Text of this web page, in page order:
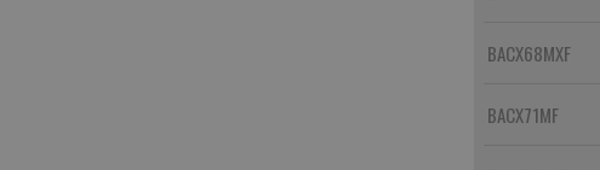
BACX68MXF
BACX71MF